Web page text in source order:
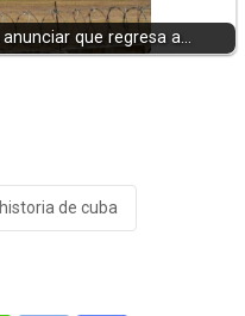
que regresa a…
historia de cuba